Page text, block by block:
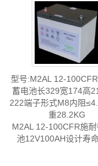
型号:M2AL 12-
蓄电池长329宽174高
222端子形式M8内阻
重28.2KG
M2AL 12-100CFR施
池12V100AH设计寿